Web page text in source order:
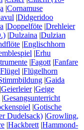
|Cornamuse
|Didgeridoo
|Doppelföte |Drehleier
|Dulzaina |Dulzian
|Englischhorn
|Erhu
|Fagott|Fanfare
Flügel |Flügelhorn
|Gaida
|Geierleier|Geige
|Gesangsunterricht
|Gotische
Dudelsack) |Growling,
|Hackbrett|Hammond-